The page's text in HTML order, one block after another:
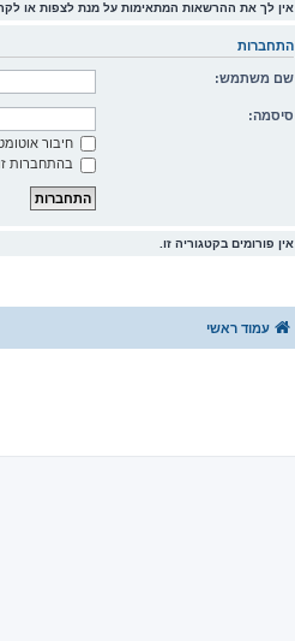
אין לך את ההרשאות המתאימות על מנת לצפות או
התחברות
שם משתמש:
סיסמה:
חיבור
בהתחברות
אין פורומים בקטגוריה זו.
עמוד ראשי